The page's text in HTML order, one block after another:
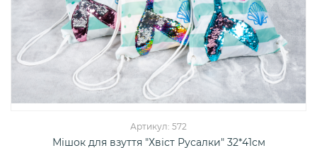
Артикул: 572
Мішок для взуття "Хвіст Русалки" 32*41см